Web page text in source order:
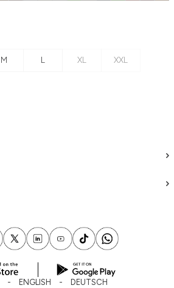
M L XL XXL
ENGLISH DEUTSCH